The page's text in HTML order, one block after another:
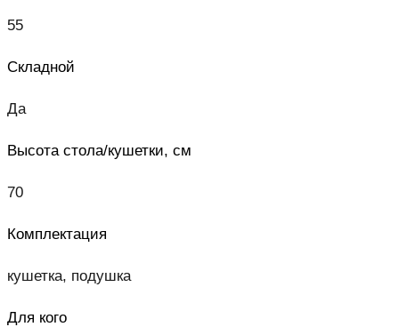
55
Складной
Да
Высота стола/кушетки, см
70
Комплектация
кушетка, подушка
Для кого